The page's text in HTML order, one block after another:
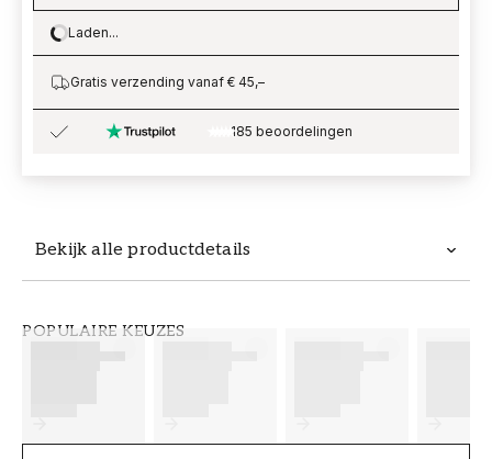
Bekijk alle productdetails
POPULAIRE KEUZES
Loading…
Laden...
Gratis verzending vanaf € 45,–
185 beoordelingen